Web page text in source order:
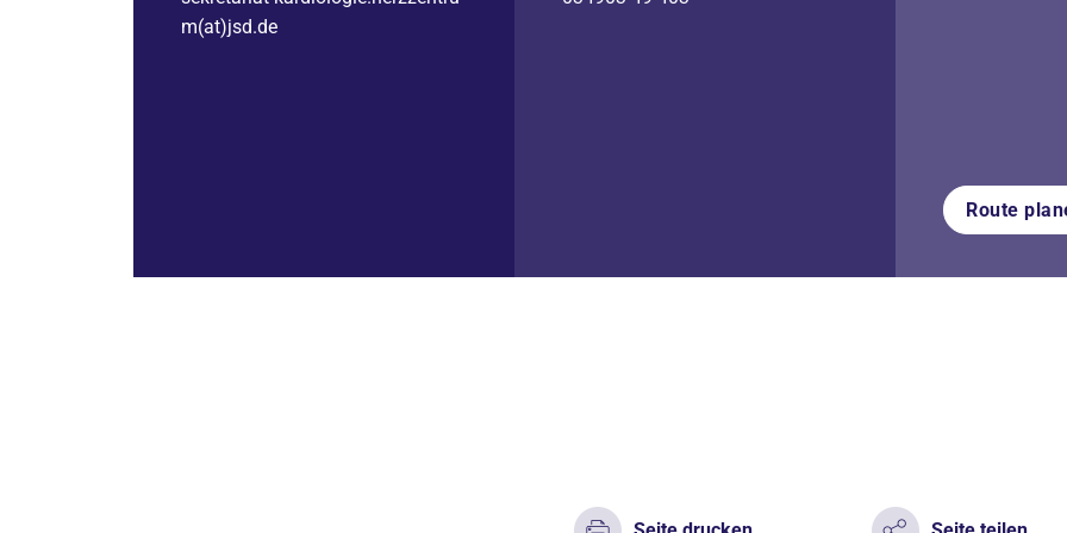
m(at)jsd.de
Route